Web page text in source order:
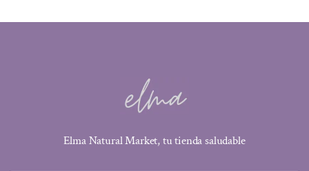
Elma Natural Market, tu tienda saludable